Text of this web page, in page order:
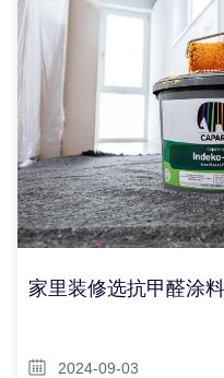
家里装修选抗甲醛涂
2024-09-03